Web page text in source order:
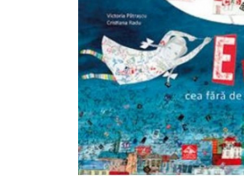
Editura Portocala Albastră
Editura Scriptum
Editura Sophia
Editura Usborne
Editura Vellant
Editura Verba